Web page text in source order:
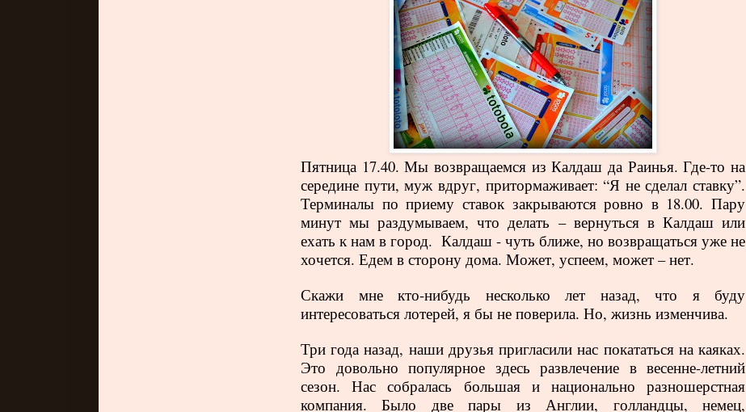
Пятница 17.40. Мы возвращаемся из Калдаш да Раинья. Где-то на
середине пути, муж вдруг, притормаживает: “Я не сделал ставку”.
Терминалы по приему ставок закрываются ровно в 18.00. Пару
минут мы раздумываем, что делать – вернуться в Калдаш или
ехать к нам в город. Калдаш - чуть ближе, но возвращаться уже не
хочется. Едем в сторону дома. Может, успеем, может – нет.
Скажи мне кто-нибудь несколько лет назад, что я буду
интересоваться лотерей, я бы не поверила. Но, жизнь изменчива.
Три года назад, наши друзья пригласили нас покататься на каяках.
Это довольно популярное здесь развлечение в весенне-летний
сезон. Нас собралась большая и национально разношерстная
компания. Было две пары из Англии, голландцы, немец,